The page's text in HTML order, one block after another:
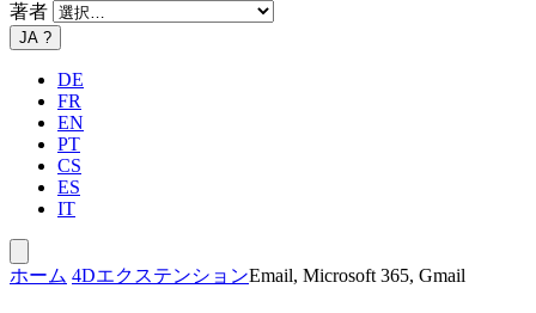
著者
JA ?
DE
FR
EN
PT
CS
ES
IT
ホーム 4DエクステンションEmail, Microsoft 365, Gmail